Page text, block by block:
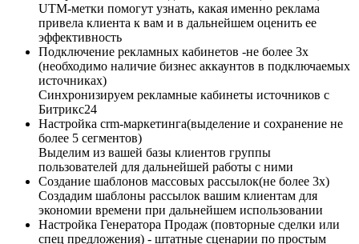
UTM-метки помогут узнать, какая именно реклама
привела клиента к вам и в дальнейшем оценить ее
эффективность
Подключение рекламных кабинетов​​ -не более 3х
(необходимо наличие бизнес аккаунтов в подключаемых
источниках)
Синхронизируем рекламные кабинеты источников с
Битрикс24
Настройка crm-маркетинга(выделение и сохранение не
более 5 сегментов)
Выделим из вашей базы клиентов группы
пользователей для дальнейшей работы с ними
Создание шаблонов массовых рассылок(не более 3х)​
Создадим шаблоны рассылок вашим клиентам для
экономии времени при дальнейшем использовании
Настройка Генератора Продаж (повторные сделки или
спец предложения) - штатные сценарии по простым